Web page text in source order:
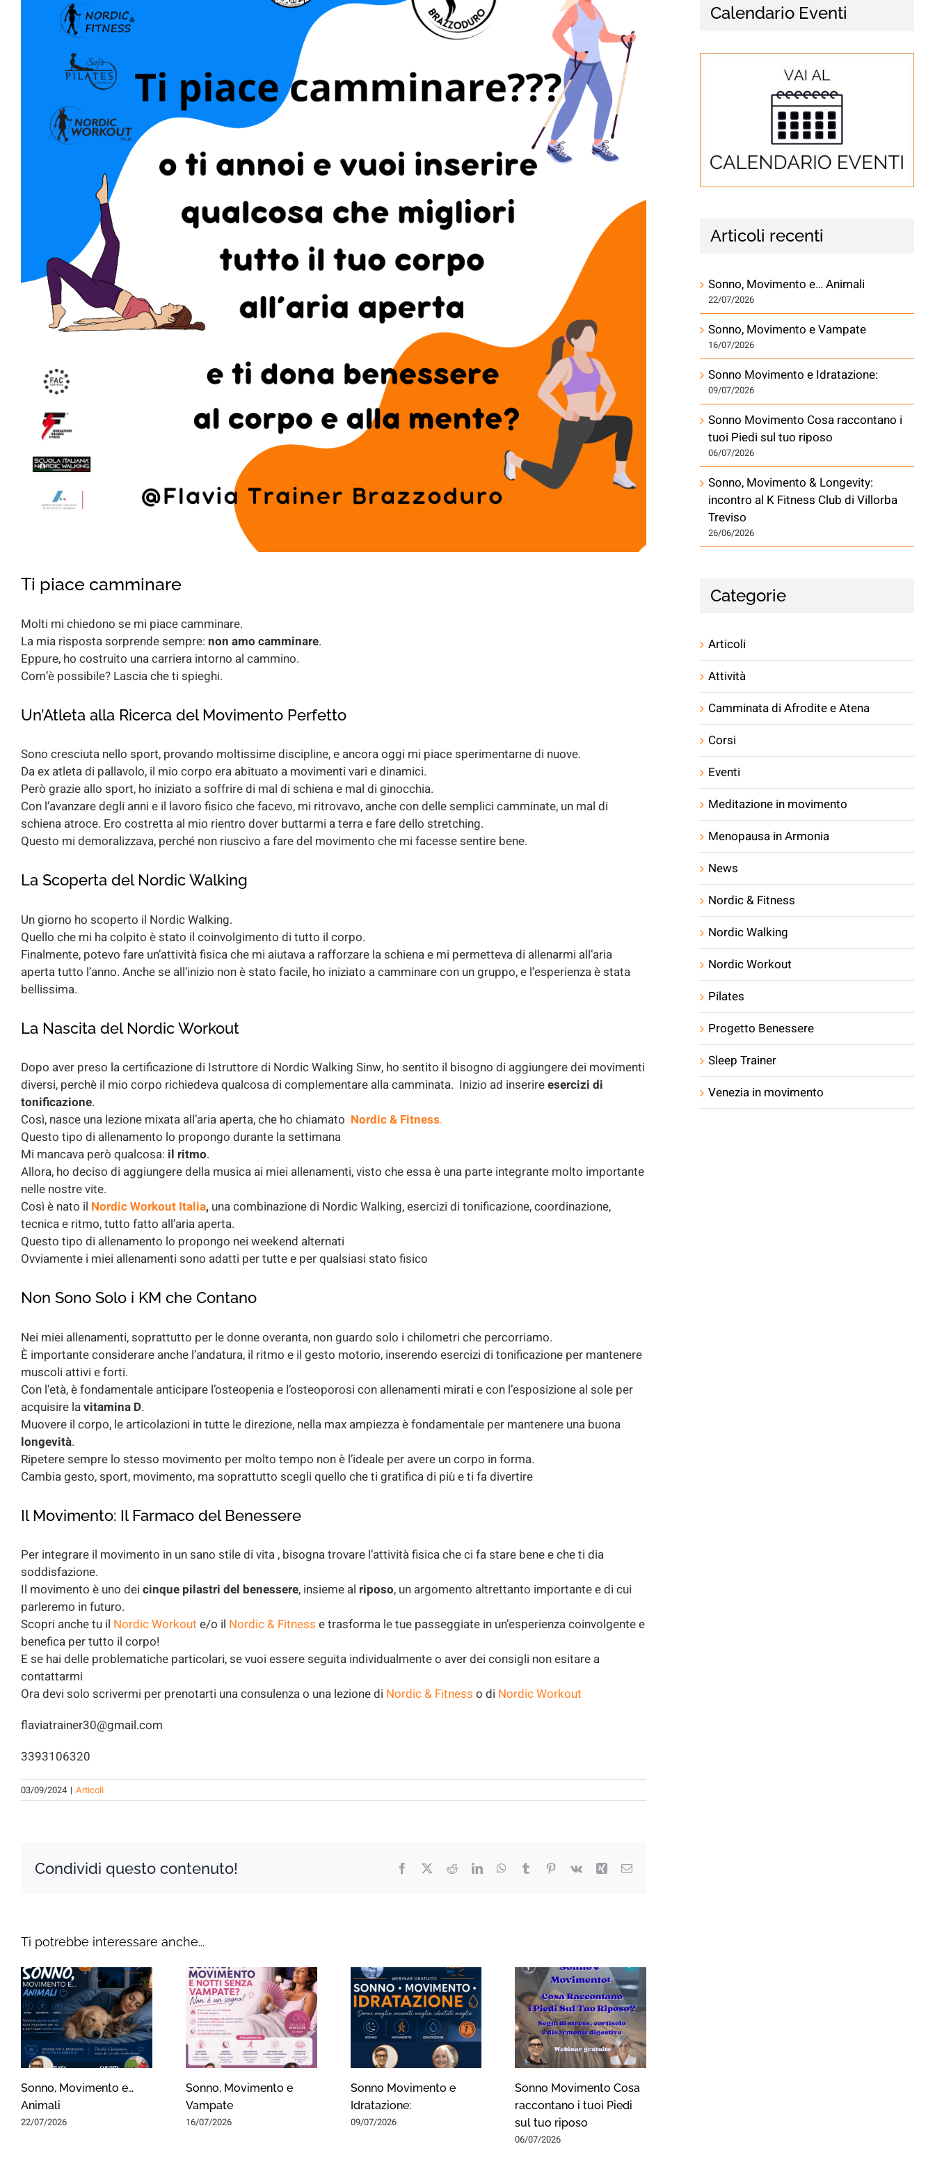
Ti piace camminare
Molti mi chiedono se mi piace camminare.
La mia risposta sorprende sempre: non amo camminare.
Eppure, ho costruito una carriera intorno al cammino.
Com’è possibile? Lascia che ti spieghi.
Un’Atleta alla Ricerca del Movimento Perfetto
Sono cresciuta nello sport, provando moltissime discipline, e ancora oggi mi piace sperimentarne di nuove.
Da ex atleta di pallavolo, il mio corpo era abituato a movimenti vari e dinamici.
Però grazie allo sport, ho iniziato a soffrire di mal di schiena e mal di ginocchia.
Con l’avanzare degli anni e il lavoro fisico che facevo, mi ritrovavo, anche con delle semplici camminate, un mal di
schiena atroce. Ero costretta al mio rientro dover buttarmi a terra e fare dello stretching.
Questo mi demoralizzava, perché non riuscivo a fare del movimento che mi facesse sentire bene.
La Scoperta del Nordic Walking
Un giorno ho scoperto il Nordic Walking.
Quello che mi ha colpito è stato il coinvolgimento di tutto il corpo.
Finalmente, potevo fare un’attività fisica che mi aiutava a rafforzare la schiena e mi permetteva di allenarmi all’aria
aperta tutto l’anno. Anche se all’inizio non è stato facile, ho iniziato a camminare con un gruppo, e l’esperienza è stata
bellissima.
La Nascita del Nordic Workout
Dopo aver preso la certificazione di Istruttore di Nordic Walking Sinw, ho sentito il bisogno di aggiungere dei movimenti
diversi, perchè il mio corpo richiedeva qualcosa di complementare alla camminata. Inizio ad inserireesercizi di
tonificazione.
Così, nasce una lezione mixata all’aria aperta, che ho chiamato Nordic & Fitness.
Questo tipo di allenamento lo propongo durante la settimana
Mi mancava però qualcosa: il ritmo.
Allora, ho deciso di aggiungere della musica ai miei allenamenti, visto che essa è una parte integrante molto importante
nelle nostre vite.
Così è nato il Nordic Workout Italia, una combinazione di Nordic Walking, esercizi di tonificazione, coordinazione,
tecnica e ritmo, tutto fatto all’aria aperta.
Questo tipo di allenamento lo propongo nei weekend alternati
Ovviamente i miei allenamenti sono adatti per tutte e per qualsiasi stato fisico
Non Sono Solo i KM che Contano
Nei miei allenamenti, soprattutto per le donne overanta, non guardo solo i chilometri che percorriamo.
È importante considerare anche l’andatura, il ritmo e il gesto motorio, inserendo esercizi di tonificazione per mantenere
muscoli attivi e forti.
Con l’età, è fondamentale anticipare l’osteopenia e l’osteoporosi con allenamenti mirati e con l’esposizione al sole per
acquisire lavitamina D.
Muovere il corpo, le articolazioni in tutte le direzione, nella max ampiezza è fondamentale per mantenere una buona
longevità.
Ripetere sempre lo stesso movimento per molto tempo non è l’ideale per avere un corpo in forma.
Cambia gesto, sport, movimento, ma soprattutto scegli quello che ti gratifica di più e ti fa divertire
Il Movimento: Il Farmaco del Benessere
Per integrare il movimento in un sano stile di vita , bisogna trovare l’attività fisica che ci fa stare bene e che ti dia
soddisfazione.
Il movimento è uno dei cinque pilastri del benessere, insieme al riposo, un argomento altrettanto importante e di cui
parleremo in futuro.
Scopri anche tu il Nordic Workout e/o il Nordic & Fitness e trasforma le tue passeggiate in un’esperienza coinvolgente e
benefica per tutto il corpo!
E se hai delle problematiche particolari, se vuoi essere seguita individualmente o aver dei consigli non esitare a
contattarmi
Ora devi solo scrivermi per prenotarti una consulenza o una lezione di Nordic & Fitness o di Nordic Workout
flaviatrainer30@gmail.com
3393106320
03/09/2024 | Articoli
Condividi questo contenuto! Facebook
X RedditLinkedInWhatsApp
TumblrPinterest
Vk Xing Email
Ti potrebbe interessare anche...
Sonno, Movimento e…
Animali
22/07/2026
Sonno, Movimento e
Vampate
16/07/2026
Sonno Movimento e
Idratazione:
09/07/2026
Sonno Movimento Cosa
raccontano i tuoi Piedi
sul tuo riposo
06/07/2026
Calendario Eventi
Articoli recenti
Sonno, Movimento e… Animali
22/07/2026
Sonno, Movimento e Vampate
16/07/2026
Sonno Movimento e Idratazione:
09/07/2026
Sonno Movimento Cosa raccontano i
tuoi Piedi sul tuo riposo
06/07/2026
Sonno, Movimento & Longevity:
incontro al K Fitness Club di Villorba
Treviso
26/06/2026
Categorie
Articoli
Attività
Camminata di Afrodite e Atena
Corsi
Eventi
Meditazione in movimento
Menopausa in Armonia
News
Nordic & Fitness
Nordic Walking
Nordic Workout
Pilates
Progetto Benessere
Sleep Trainer
Venezia in movimento